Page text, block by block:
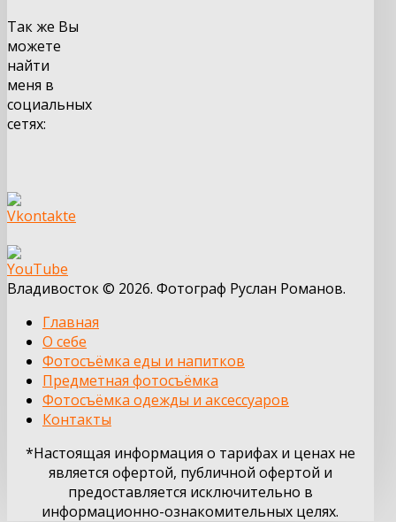
Так же Вы
можете
найти
меня в
социальных
сетях:
Владивосток © 2026. Фотограф Руслан Романов.
Главная
О себе
Фотосъёмка еды и напитков
Предметная фотосъёмка
Фотосъёмка одежды и аксессуаров
Контакты
*Настоящая информация о тарифах и ценах не
является офертой, публичной офертой и
предоставляется исключительно в
информационно-ознакомительных целях.